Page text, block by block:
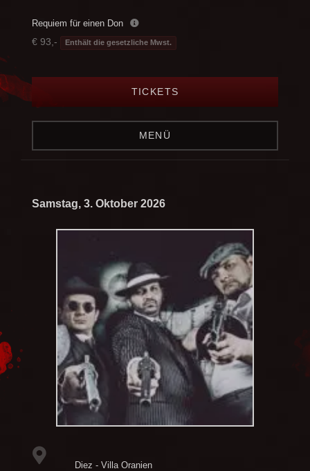
Requiem für einen Don
€ 93,- Enthält die gesetzliche Mwst.
TICKETS
MENÜ
Samstag, 3. Oktober 2026
Diez - Villa Oranien